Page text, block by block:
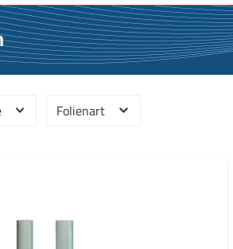
Folienart